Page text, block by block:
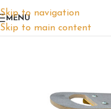
Skip to navigation
Skip to main content
MENU